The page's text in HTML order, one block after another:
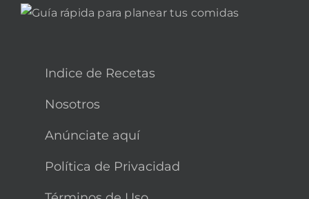
Indice de Recetas
Nosotros
Anúnciate aquí
Política de Privacidad